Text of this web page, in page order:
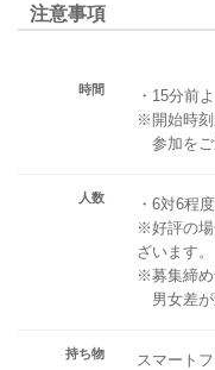
注意事項
時間
・15分前
※開始時刻
参加をご
人数
・6対6程
※好評の場
ざいます。
※募集締め
男女差が
持ち物
スマート